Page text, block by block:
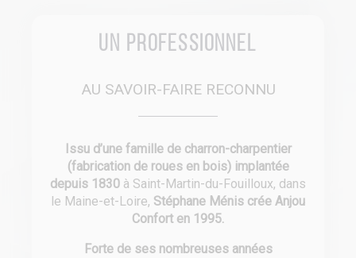
Un professionnel
AU SAVOIR-FAIRE RECONNU
Issu d’une famille de charron-charpentier
(fabrication de roues en bois) implantée
depuis 1830 à Saint-Martin-du-Fouilloux, dans
le Maine-et-Loire, Stéphane Ménis crée Anjou
Confort en 1995.
Forte de ses nombreuses années